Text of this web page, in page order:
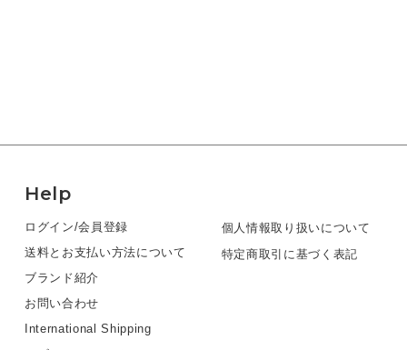
Help
ログイン/会員登録
送料とお支払い方法について
ブランド紹介
お問い合わせ
International Shipping
個人情報取り扱いについて
特定商取引に基づく表記